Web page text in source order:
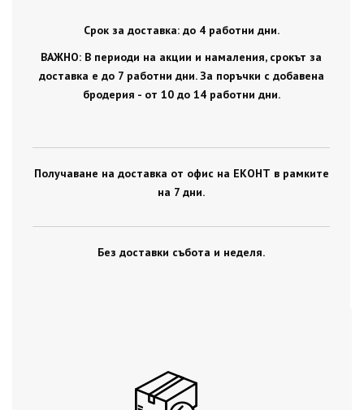
Срок за доставка: до 4 работни дни.
ВАЖНО: В периоди на акции и намаления, срокът за
доставка е до 7 работни дни. За поръчки с добавена
бродерия - от 10 до 14 работни дни.
Получаване на доставка от офис на ЕКОНТ в рамките
на 7 дни.
Без доставки събота и неделя.